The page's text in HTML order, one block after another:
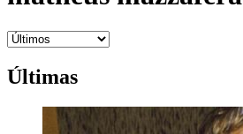
Últimas